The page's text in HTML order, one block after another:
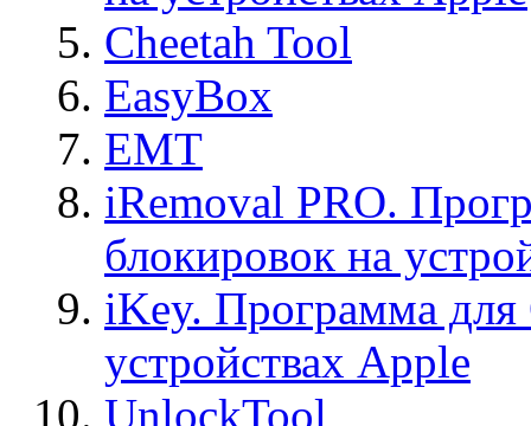
Cheetah Tool
EasyBox
EMT
iRemoval PRO.
блокировок на
iKey. Программа для
устройствах Apple
UnlockTool